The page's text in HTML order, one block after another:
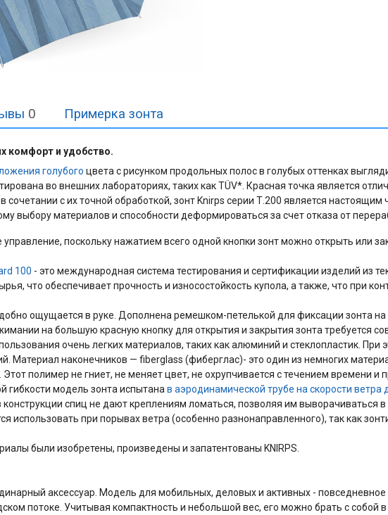
комфорт и удобство.
голубого цвета с рисунком продольных полос в голубых оттенках
во внешних лабораториях, таких как TÜV*. Красная точка является
с их точной обработкой, зонт Knirps серии Т.200 является
выбору материалов и способности деформироваться за счет отказа от
управление, поскольку нажатием всего одной кнопки зонт можно открыть или
100 - это международная система тестирования и сертификации изделий из
что обеспечивает прочность и износостойкость купола, а также, что при
ощущается в руке. Дополнена ремешком-петелькой для фиксации зонта
на большую красную кнопку для открытия и закрытия зонта требуется
очень легких материалов, таких как алюминий и стеклопластик.
Материал наконечников — fiberglass (фиберглас)- это один из немногих
полимер не гниет, не меняет цвет, не охрупчивается с течением времени и
гибкости модель зонта испытанав аэродинамической трубе на скорости ветра
спиц не дают креплениям ломаться, позволяя им выворачиваться
при порывах ветра (особенно разнонаправленного), так как
были изобретены, произведены и запатентованы KNIRPS.
аксессуар. Модель для мобильных, деловых и активных -
потоке. Учитывая компактность и небольшой вес, его можно брать с собой
0 Примерка зонта